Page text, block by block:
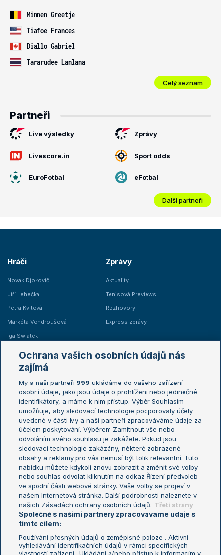
Minnen Greetje
Tiafoe Frances
Diallo Gabriel
Tararudee Lanlana
Celý seznam
Partneři
Live výsledky Zprávy
Livescore.in Sport odds
EuroFotbal eFotbal
Další partneři
Hráči
Novak Djokovič
Jiří Lehečka
Petra Kvitová
Markéta Vondroušová
Iga Swiatek
Zprávy
Aktuality
Tenisová Previews
Rozhovory
Express zprávy
Žebříčky
Žebříček ATP (muži)
Žebříček WTA (ženy)
Sázkařský žebříček
Australian Open
French Open
Wimbledon
US Open
Turnaj mistrů
Turnaj mistryň
Aktualní trendy
Fotbalové přestupy
Livesport Daily
LS Prague Open
Ochrana vašich osobních údajů nás
zajímá
My a naši partneři 999 ukládáme do vašeho zařízení
osobní údaje, jako jsou údaje o prohlížení nebo jedinečné
identifikátory, a máme k nim přístup. Výběr Souhlasím
umožňuje, aby sledovací technologie podporovaly účely
uvedené v části My a naši partneři zpracováváme údaje za
účelem poskytování. Výběrem Zamítnout vše nebo
odvoláním svého souhlasu je zakážete. Pokud jsou
sledovací technologie zakázány, některé zobrazené
obsahy a reklamy pro vás nemusí být tolik relevantní. Tuto
nabídku můžete kdykoli znovu zobrazit a změnit své volby
nebo souhlas odvolat kliknutím na odkaz Řízení předvoleb
ve spodní části webové stránky. Vaše volby se projeví v
našem Internetová stránka. Další podrobnosti naleznete v
našich Zásadách ochrany osobních údajů. Třetí strany
Společně s našimi partnery zpracováváme údaje s
tímto cílem:
Používání přesných údajů o zeměpisné poloze . Aktivní
vyhledávání identifikačních údajů v rámci specifických
vlastností zařízení . Ukládání a/nebo přístup k informacím v